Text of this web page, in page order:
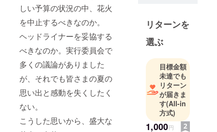
しい予算の状況の中、花火
を中止するべきなのか。
ヘッドライナーを妥協する
べきなのか。実行委員会で
多くの議論がありました
が、それでも皆さまの夏の
思い出と感動を失くしたく
ない。
こうした思いから、盛大な
リターンを
選ぶ
目標金額
未達でも
リターン
が届きま
す(All-in
方式)
1,000円